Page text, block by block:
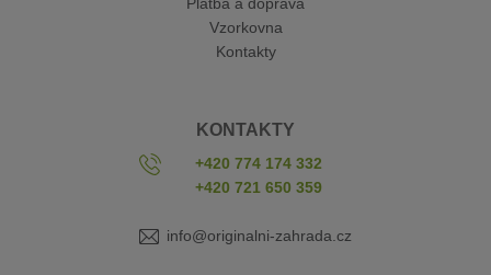
Platba a doprava
Vzorkovna
Kontakty
KONTAKTY
+420 774 174 332
+420 721 650 359
info@originalni-zahrada.cz